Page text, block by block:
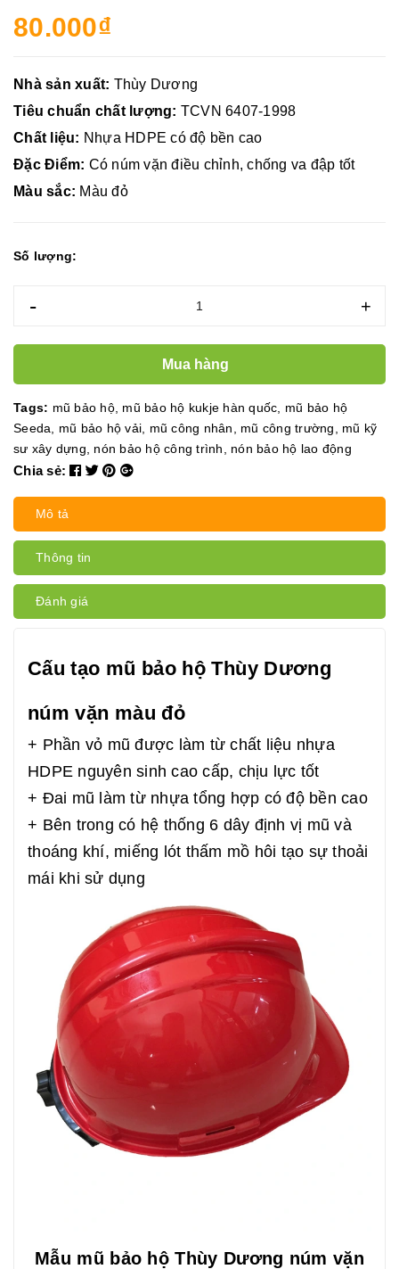
80.000₫
Nhà sản xuất: Thùy Dương
Tiêu chuẩn chất lượng: TCVN 6407-1998
Chất liệu: Nhựa HDPE có độ bền cao
Đặc Điểm: Có núm vặn điều chỉnh, chống va đập tốt
Màu sắc: Màu đỏ
Số lượng:
- +
Mua hàng
Tags: mũ bảo hộ, mũ bảo hộ kukje hàn quốc
mũ bảo hộ
Seeda
mũ bảo hộ vải mũ công nhân mũ công trường
mũ kỹ
sư xây dựng
nón bảo hộ công trình nón bảo hộ lao động
Chia sẻ:
Mô tả
Thông tin
Đánh giá
Cấu tạo mũ bảo hộ Thùy Dương
núm vặn màu đỏ
+ Phần vỏ mũ được làm từ chất liệu nhựa
HDPE nguyên sinh cao cấp, chịu lực tốt
+ Đai mũ làm từ nhựa tổng hợp có độ bền cao
+ Bên trong có hệ thống 6 dây định vị mũ và
thoáng khí, miếng lót thấm mồ hôi tạo sự thoải
mái khi sử dụng
Mẫu mũ bảo hộ Thùy Dương núm vặn